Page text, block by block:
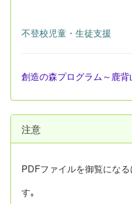
不登校児童・生徒支援
創造の森プログラム～鹿背
注意
PDFファイルを御覧にな
す｡